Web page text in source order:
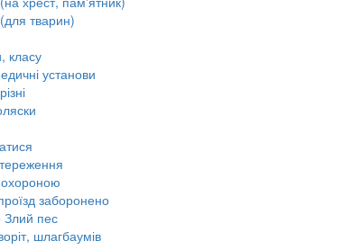
тварин)
класу
установи
охороною
заборонено
пес
шлагбаумів